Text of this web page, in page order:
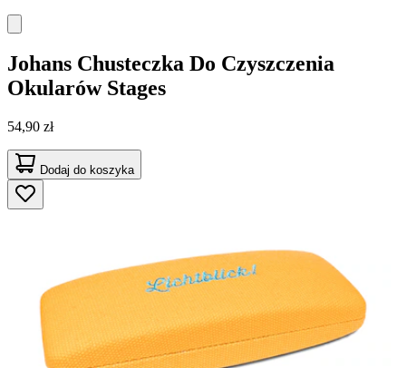
Johans Chusteczka Do Czyszczenia
Okularów Stages
54,90 zł
Dodaj do koszyka